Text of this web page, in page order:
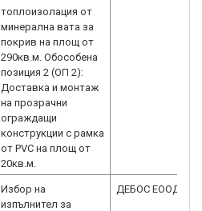
топлоизолация от
минерална вата за
покрив на площ от
290кв.м. Обособена
позиция 2 (ОП 2):
Доставка и монтаж
на прозрачни
ограждащи
конструкции с рамка
от PVC на площ от
20кв.м.
Избор на
изпълнител за
ДЕБОС ЕООД